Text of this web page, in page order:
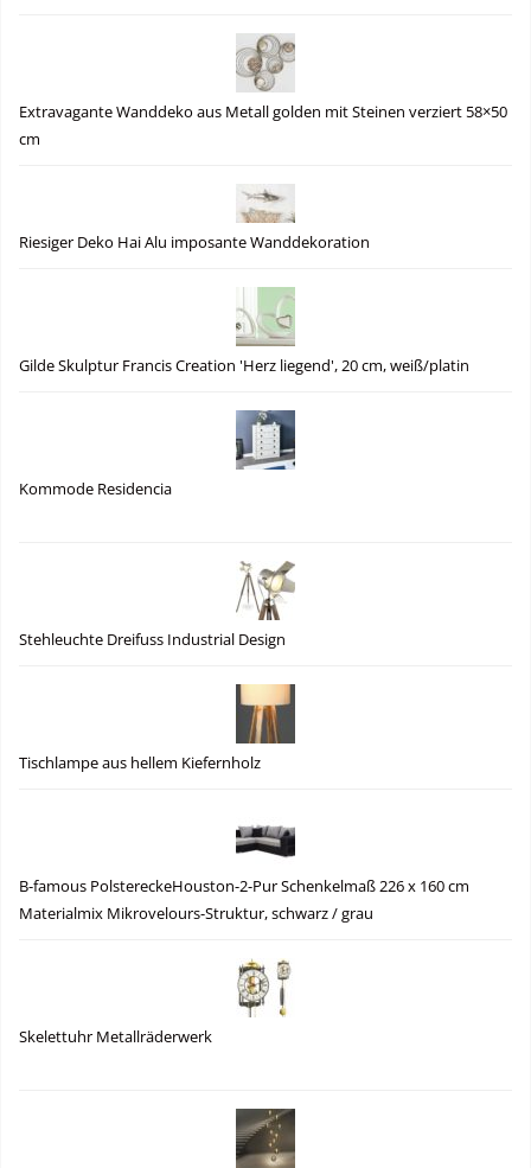
Extravagante Wanddeko aus Metall golden mit Steinen verziert 58×50
cm
Riesiger Deko Hai Alu imposante Wanddekoration
Gilde Skulptur Francis Creation 'Herz liegend', 20 cm, weiß/platin
Kommode Residencia
Stehleuchte Dreifuss Industrial Design
Tischlampe aus hellem Kiefernholz
B-famous PolstereckeHouston-2-Pur Schenkelmaß 226 x 160 cm
Materialmix Mikrovelours-Struktur, schwarz / grau
Skelettuhr Metallräderwerk